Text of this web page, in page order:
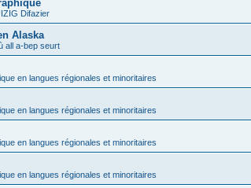
Difazier
Alaska
all a-bep seurt
en langues régionales et minoritaires
en langues régionales et minoritaires
en langues régionales et minoritaires
en langues régionales et minoritaires